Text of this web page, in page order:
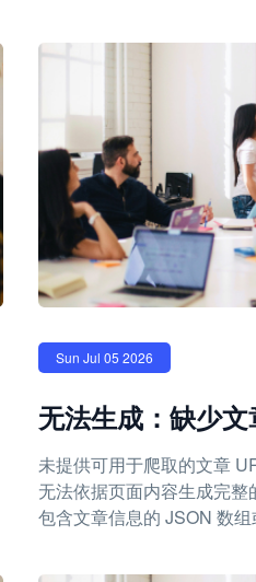
Sun Jul 05 2026
无法生成：缺少
未提供可用于爬取的文章
无法依据页面内容生成完整
包含文章信息的 JSON 数组